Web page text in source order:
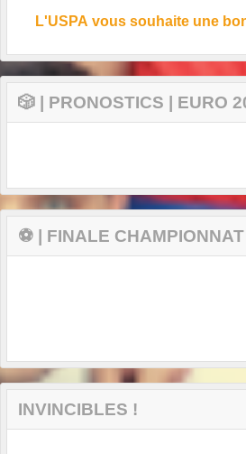
L'USPA vous souhaite une
🎲 | PRONOSTICS | EURO
⚽ | FINALE
INVINCIBLES !